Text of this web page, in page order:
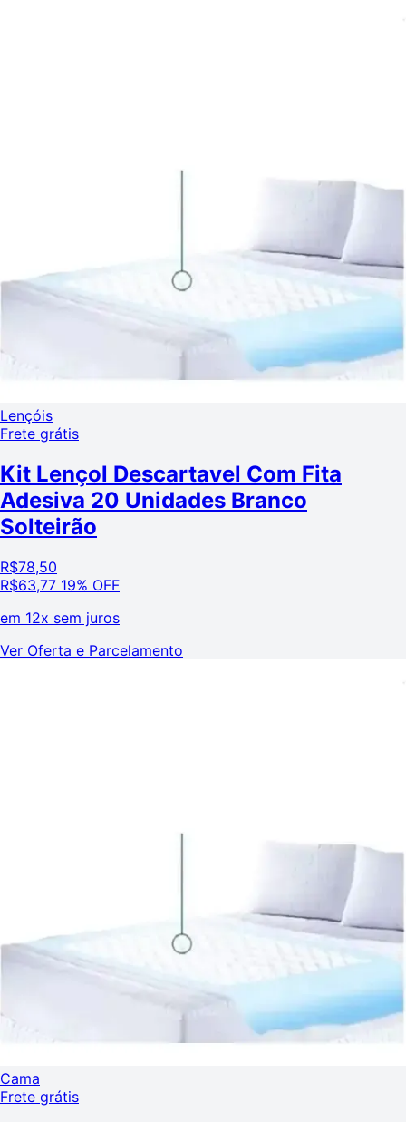
Lençóis
Frete grátis
Kit Lençol Descartavel Com Fita
Adesiva 20 Unidades Branco
Solteirão
R$78,50
R$63,77 19% OFF
em 12x sem juros
Ver Oferta e Parcelamento
Cama
Frete grátis